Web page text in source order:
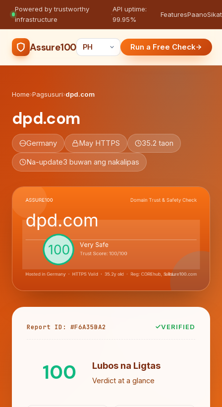
Powered by trustworthy
infrastructure
·
API uptime:
99.95%
FeaturesPaanoSikat
Assure100 Run a Free Check
Home›Pagsusuri›dpd.com
dpd.com
Germany May HTTPS 35.2 taon
Na-update3 buwan ang nakalipas
Report ID: #F6A35BA2 VERIFIED
100 Lubos na Ligtas
Verdict at a glance